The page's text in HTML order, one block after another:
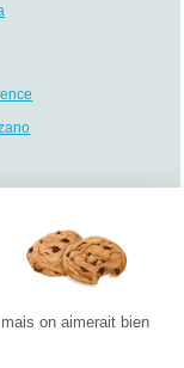
on aimerait bien